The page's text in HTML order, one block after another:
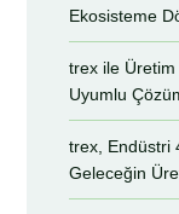
Ekosisteme
trex ile Üretim
Uyumlu
trex, Endüstri
Geleceğin